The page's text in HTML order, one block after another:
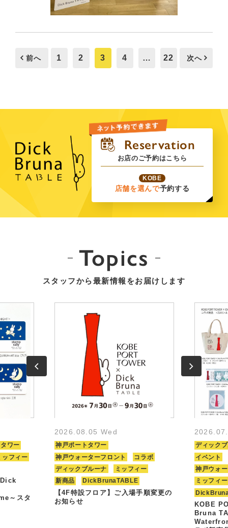
前へ 1 2 3 4 … 22 次へ
お店のご予約はこちら
KOBE
店舗を選んで予約する
Topics
スタッフから最新情報をお届けします
ワー
ッフィー
～スタ
2026.08.05 Wed
神戸ポートタワー
神戸ウォーターフロント
コラボ
ディックブルーナ
ミッフィー
新商品
DickBrunaTABLE
【4F特設フロア】ご入場手順変更の
お知らせ
ディック
イベント
神戸ウォ
ミッフィー
KOBE
Bruna